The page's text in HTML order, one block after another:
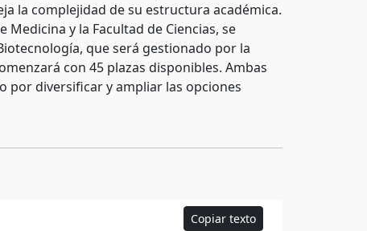
la complejidad de su estructura académica.
y la Facultad de Ciencias, se
que será gestionado por la
con 45 plazas disponibles. Ambas
por diversificar y ampliar las opciones
Copiar texto